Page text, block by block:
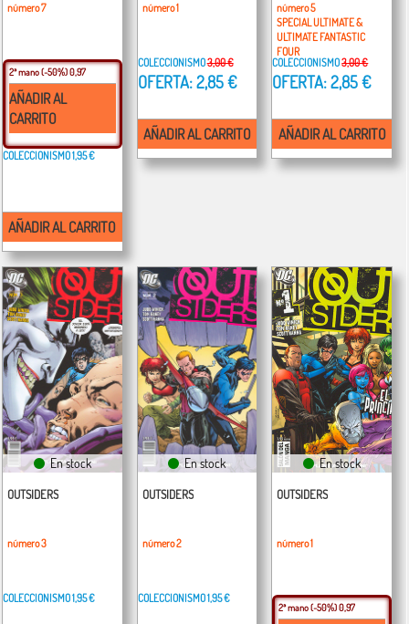
número 7
2ª mano(-50%) 0,97
AÑADIR AL
CARRITO
COLECCIONISMO1,95 €
AÑADIR AL CARRITO
número 1
COLECCIONISMO3,00 €
OFERTA: 2,85 €
AÑADIR AL CARRITO
número 5
SPECIAL ULTIMATE &
ULTIMATE FANTASTIC
FOUR
COLECCIONISMO3,00 €
OFERTA: 2,85 €
AÑADIR AL CARRITO
En stock
OUTSIDERS
número 3
COLECCIONISMO1,95 €
En stock
OUTSIDERS
número 2
COLECCIONISMO1,95 €
En stock
OUTSIDERS
número 1
2ª mano(-50%) 0,97